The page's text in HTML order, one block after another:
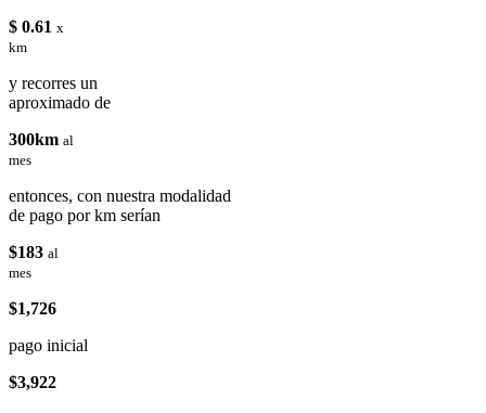
$ 0.61 x
km
y recorres un
aproximado de
300km al
mes
entonces, con nuestra modalidad
de pago por km serían
$183 al
mes
$1,726
pago inicial
$3,922